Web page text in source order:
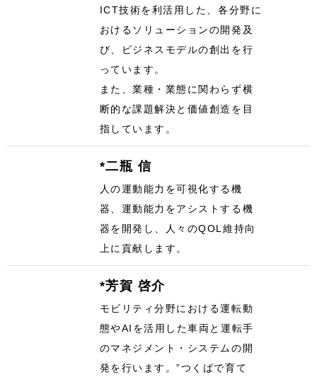
ICT技術を利活用した、各分野に
おけるソリューションの開発及
び、ビジネスモデルの創出を行
っています。
また、業種・業態に関わらず横
断的な課題解決と価値創造を目
指しています。
*二瓶 信
人の運動能力を可視化する機
器、運動能力をアシストする機
器を開発し、人々のQOL維持向
上に貢献します。
*芳賀 啓介
モビリティ分野における運転動
態やAIを活用した車両と運転手
のマネジメント・システムの開
発を行います。”つくばで育て